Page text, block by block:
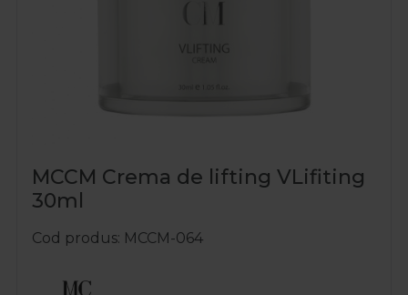
MCCM Crema de lifting VLifiting
30ml
Cod produs MCCM-064